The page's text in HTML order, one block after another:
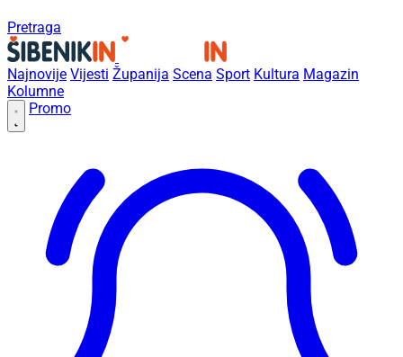
Pretraga
Najnovije Vijesti Županija Scena Sport Kultura Magazin
Kolumne
Promo